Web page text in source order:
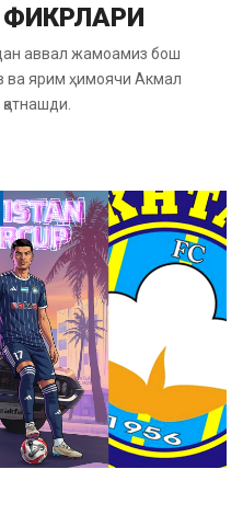
аввал жамоамиз бош
ярим ҳимоячи Акмал